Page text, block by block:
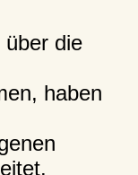
über die
haben